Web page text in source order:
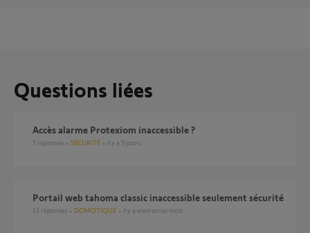
Questions liées
Accès alarme Protexiom inaccessible ?
5 réponses SÉCURITÉ il y a 9 jours
Portail web tahoma classic inaccessible seulement sécurité
13 réponses DOMOTIQUE il y a environ un mois